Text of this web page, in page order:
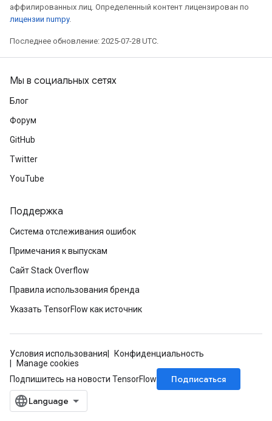
аффилированных лиц. Определенный контент лицензирован по
лицензии numpy.
Последнее обновление: 2025-07-28 UTC.
Мы в социальных сетях
Блог
Форум
GitHub
Twitter
YouTube
Поддержка
Система отслеживания ошибок
Примечания к выпускам
Сайт Stack Overflow
Правила использования бренда
Указать TensorFlow как источник
Условия использования
Конфиденциальность
Manage cookies
Подпишитесь на новости TensorFlow
Подписаться